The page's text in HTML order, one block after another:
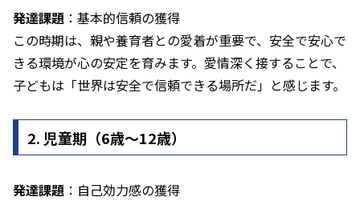
発達課題 ：基本的信頼の獲得
この時期は、親や養育者との愛着が重要で、安全で安心で
きる環境が心の安定を育みます。愛情深く接することで、
子どもは「世界は安全で信頼できる場所だ」と感じます。
2. 児童期（6歳～12歳）
発達課題 ：自己効力感の獲得